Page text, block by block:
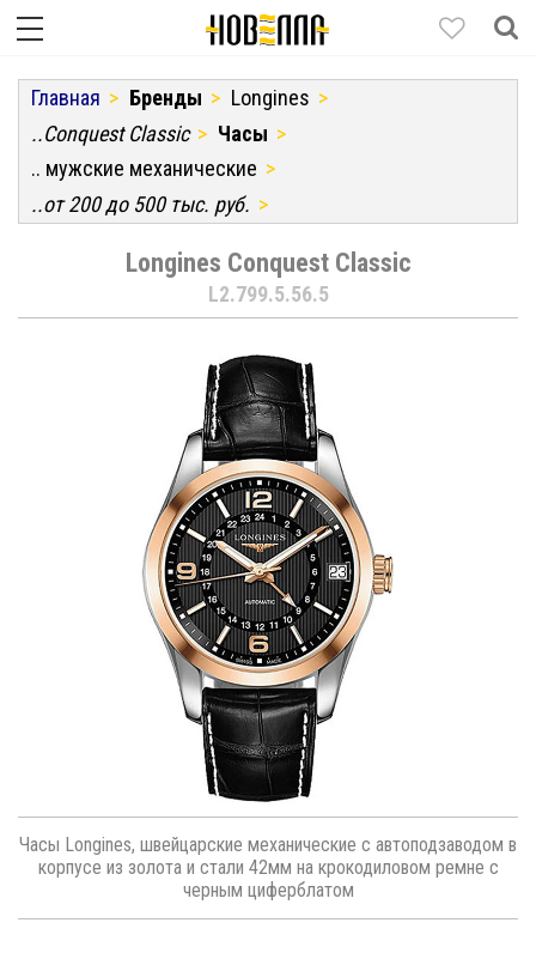
Главная Бренды
Longines
..Conquest Classic
Часы
.. мужские механические
..от 200 до 500 тыс. руб.
Longines Conquest Classic
L2.799.5.56.5
Часы Longines, швейцарские механические с автоподзаводом в
корпусе из золота и стали 42мм на крокодиловом ремне с
черным циферблатом